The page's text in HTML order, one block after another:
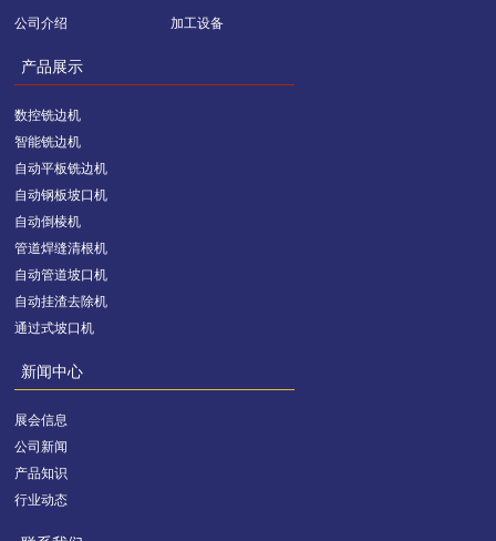
公司介绍 加工设备
产品展示
数控铣边机
智能铣边机
自动平板铣边机
自动钢板坡口机
自动倒棱机
管道焊缝清根机
自动管道坡口机
自动挂渣去除机
通过式坡口机
新闻中心
展会信息
公司新闻
产品知识
行业动态